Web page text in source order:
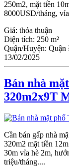
250m2, mặt tiền
8000USD/tháng,
Giá: thỏa thuận
Diện tích: 250 m²
Quận/Huyện: Quận
13/02/2025
Bán nhà
320m2x9T
Cần bán gấp nhà
320m2 mặt tiền
30m vỉa hè 2m,
triệu/tháng....